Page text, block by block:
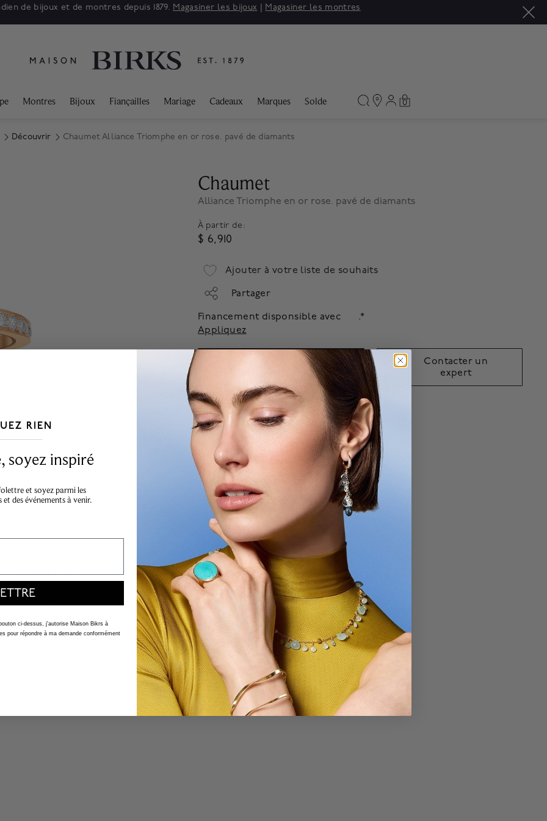
de bijoux et de montres depuis 1879. Magasiner les bijoux | Magasiner les montres
Montres Bijoux Fiançailles Mariage Cadeaux Marques Solde 0
Découvrir Chaumet Alliance Triomphe en or rose. pavé de diamants
taille brillant.
être disponibles sur
Pour plus
vousdans votre magasin
Le produit
Chaumet
Alliance Triomphe en or rose. pavé de diamants
À partir de:
$ 6,910
Ajouter à votre liste de souhaits
Partager
Financement disponsible avec
.*
Appliquez
Demander un rendez-
Contacter un
expert
RIEN
soyez inspiré
et soyez parmi les
des événements à venir.
ci-dessus, j'autorise Maison Bikrs à
pour répondre à ma demande conformément